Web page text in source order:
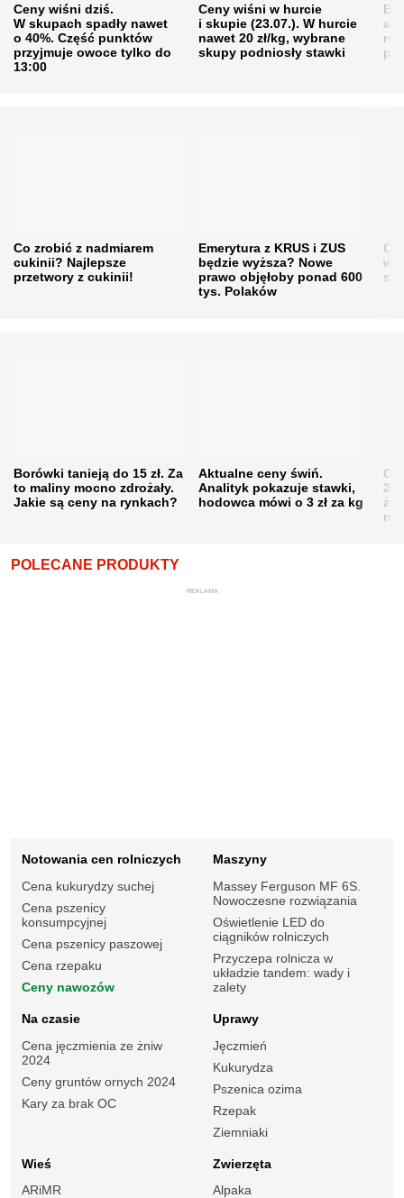
Ceny wiśni dziś.
W skupach spadły nawet
o 40%. Część punktów
przyjmuje owoce tylko do
13:00
Ceny wiśni w hurcie
i skupie (23.07.). W hurcie
nawet 20 zł/kg, wybrane
skupy podniosły stawki
Co zrobić z nadmiarem
cukinii? Najlepsze
przetwory z cukinii!
Emerytura z KRUS i ZUS
będzie wyższa? Nowe
prawo objęłoby ponad 600
tys. Polaków
w
Borówki tanieją do 15 zł. Za
to maliny mocno zdrożały.
Jakie są ceny na rynkach?
Aktualne ceny świń.
Analityk pokazuje stawki,
hodowca mówi o 3 zł za kg
POLECANE PRODUKTY
REKLAMA
Notowania cen rolniczych
Cena kukurydzy suchej
Cena pszenicy
konsumpcyjnej
Cena pszenicy paszowej
Cena rzepaku
Ceny nawozów
Maszyny
Massey Ferguson MF 6S.
Nowoczesne rozwiązania
Oświetlenie LED do
ciągników rolniczych
Przyczepa rolnicza w
układzie tandem: wady i
zalety
Na czasie
Cena jęczmienia ze żniw
2024
Ceny gruntów ornych 2024
Kary za brak OC
Uprawy
Jęczmień
Kukurydza
Pszenica ozima
Rzepak
Ziemniaki
Wieś
ARiMR
Zwierzęta
Alpaka